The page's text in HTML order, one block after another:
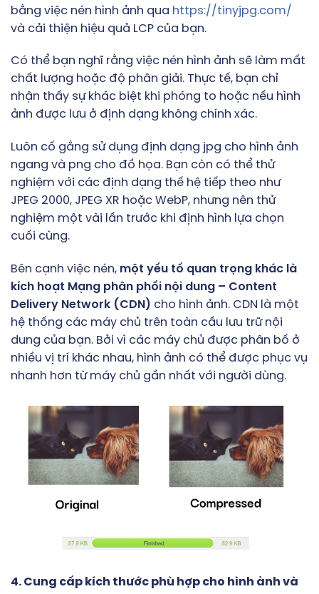
bằng việc nén hình ảnh qua https://tinyjpg.com/
và cải thiện hiệu quả LCP của bạn.
Có thể bạn nghĩ rằng việc nén hình ảnh sẽ làm mất
chất lượng hoặc độ phân giải. Thực tế, bạn chỉ
nhận thấy sự khác biệt khi phóng to hoặc nếu hình
ảnh được lưu ở định dạng không chính xác.
Luôn cố gắng sử dụng định dạng jpg cho hình ảnh
ngang và png cho đồ họa. Bạn còn có thể thử
nghiệm với các định dạng thế hệ tiếp theo như
JPEG 2000, JPEG XR hoặc WebP, nhưng nên thử
nghiệm một vài lần trước khi định hình lựa chọn
cuối cùng.
Bên cạnh việc nén, một yếu tố quan trọng khác là
kích hoạt Mạng phân phối nội dung – Content
Delivery Network (CDN) cho hình ảnh. CDN là một
hệ thống các máy chủ trên toàn cầu lưu trữ nội
dung của bạn. Bởi vì các máy chủ được phân bố ở
nhiều vị trí khác nhau, hình ảnh có thể được phục vụ
nhanh hơn từ máy chủ gần nhất với người dùng.
4. Cung cấp kích thước phù hợp cho hình ảnh và